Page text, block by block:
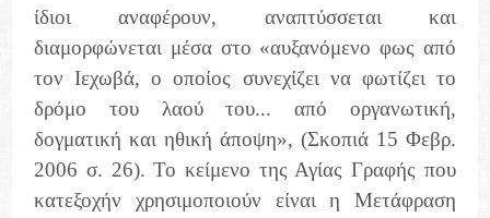
ίδιοι αναφέρουν, αναπτύσσεται και
διαμορφώνεται μέσα στο «αυξανόμενο φως από
τον Ιεχωβά, ο οποίος συνεχίζει να φωτίζει το
δρόμο του λαού του... από οργανωτική,
δογματική και ηθική άποψη», (Σκοπιά 15 Φεβρ.
2006 σ. 26). Το κείμενο της Αγίας Γραφής που
κατεξοχήν χρησιμοποιούν είναι η Μετάφραση